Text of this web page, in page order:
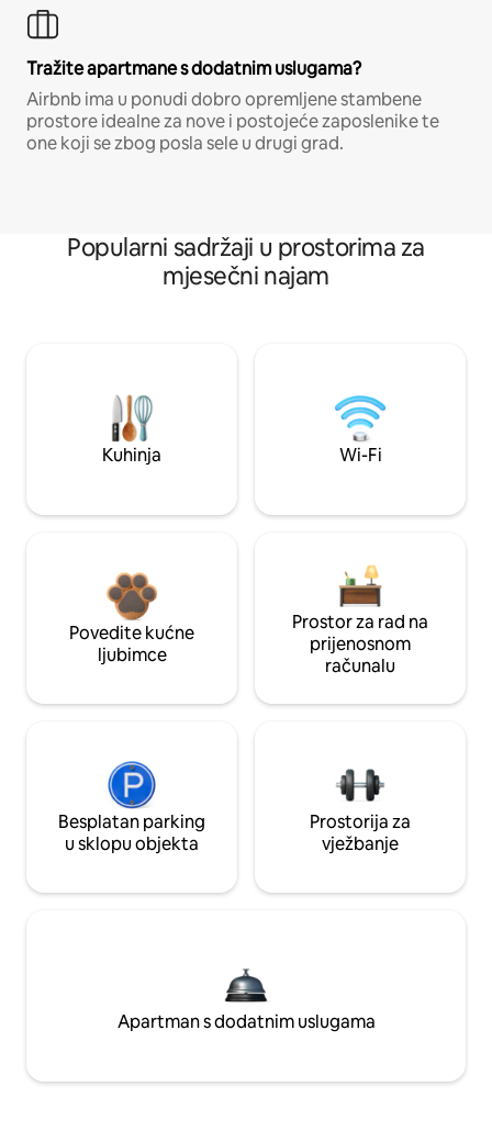
Tražite apartmane s dodatnim uslugama?
Airbnb ima u ponudi dobro opremljene stambene
prostore idealne za nove i postojeće zaposlenike te
one koji se zbog posla sele u drugi grad.
Popularni sadržaji u prostorima za
mjesečni najam
Kuhinja Wi-Fi
Povedite kućne
ljubimce
Prostor za rad na
prijenosnom
računalu
Besplatan parking
u sklopu objekta
Prostorija za
vježbanje
Apartman s dodatnim uslugama